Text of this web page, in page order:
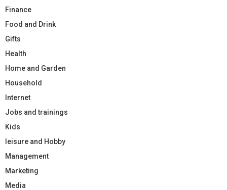
Finance
Food and Drink
Gifts
Health
Home and Garden
Household
Internet
Jobs and trainings
Kids
leisure and Hobby
Management
Marketing
Media